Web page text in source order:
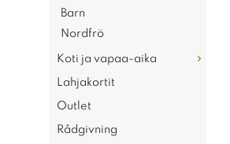
Barn
Nordfrö
Koti ja vapaa-aika
Lahjakortit
Outlet
Rådgivning